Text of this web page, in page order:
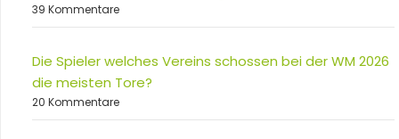
39 Kommentare
Die Spieler welches Vereins schossen bei der WM 2026
die meisten Tore?
20 Kommentare